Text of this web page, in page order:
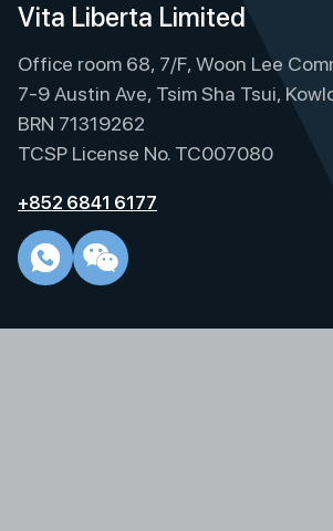
Vita Liberta Limited
Office room 68, 7/F, Woon Lee
7-9 Austin Ave, Tsim Sha Tsui,
BRN 71319262
TCSP License No. TC007080
+852 6841 6177